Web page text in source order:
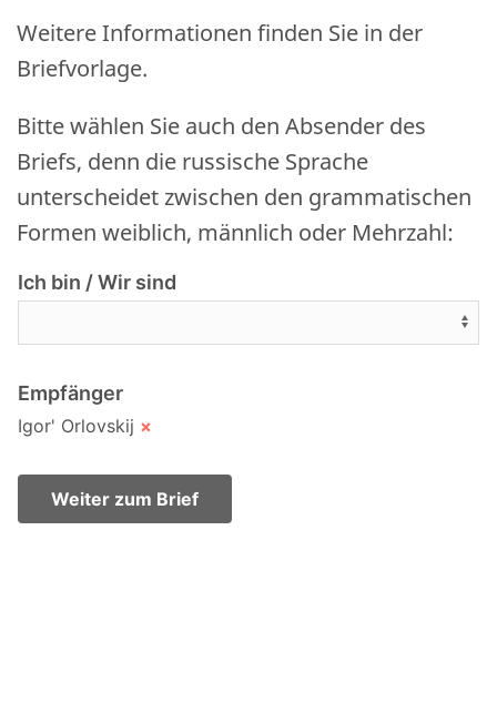
Weitere Informationen finden Sie in der
Briefvorlage.
Bitte wählen Sie auch den Absender des
Briefs, denn die russische Sprache
unterscheidet zwischen den grammatischen
Formen weiblich, männlich oder Mehrzahl:
Ich bin / Wir sind
Empfänger
Igor' Orlovskij ×
Weiter zum Brief